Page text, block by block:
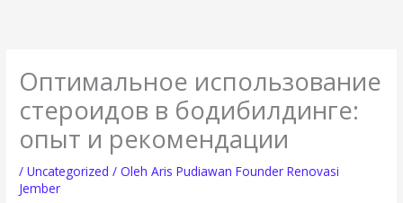
Оптимальное использование
стероидов в бодибилдинге:
опыт и рекомендации
/Uncategorized / OlehAris Pudiawan Founder Renovasi
Jember